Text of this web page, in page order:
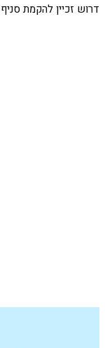
דרוש זכיין להקמת